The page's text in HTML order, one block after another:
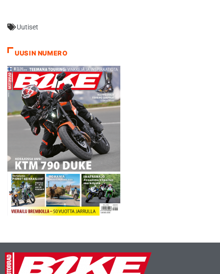
tavoilleen tyypillisesti upean
nousten välittömästi
kahdeksan sijaa. -…
Uutiset
UUSIN NUMERO